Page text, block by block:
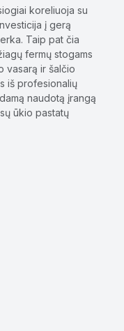
koreliuoja su
į gerą
Taip pat čia
fermų stogams
vasarą ir šalčio
iš profesionalių
naudotą įrangą
ūkio pastatų